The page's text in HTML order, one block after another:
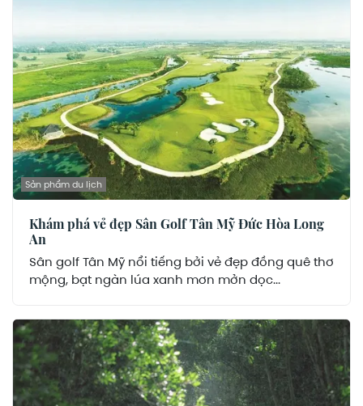
Sản phẩm du lịch
Khám phá vẻ đẹp Sân Golf Tân Mỹ Đức Hòa Long
An
Sân golf Tân Mỹ nổi tiếng bởi vẻ đẹp đồng quê thơ
mộng, bạt ngàn lúa xanh mơn mởn dọc...